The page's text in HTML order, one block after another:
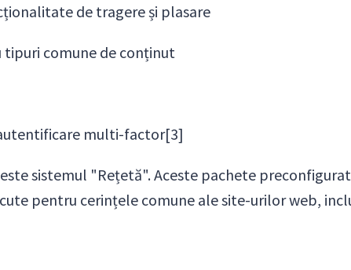
de tragere și plasare
comune de conținut
multi-factor[3]
sistemul "Rețetă". Aceste pachete
pentru cerințele comune ale site-urilor web,